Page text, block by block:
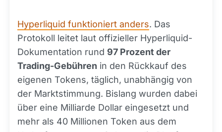
Hyperliquid funktioniert anders. Das
Protokoll leitet laut offizieller Hyperliquid-
Dokumentation rund 97 Prozent der
Trading-Gebühren in den Rückkauf des
eigenen Tokens, täglich, unabhängig von
der Marktstimmung. Bislang wurden dabei
über eine Milliarde Dollar eingesetzt und
mehr als 40 Millionen Token aus dem